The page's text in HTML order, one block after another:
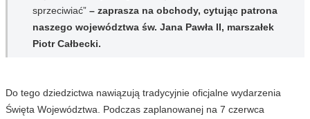
sprzeciwiać” – zaprasza na obchody, cytując patrona
naszego województwa św. Jana Pawła II, marszałek
Piotr Całbecki.
Do tego dziedzictwa nawiązują tradycyjnie oficjalne wydarzenia
Święta Województwa. Podczas zaplanowanej na 7 czerwca